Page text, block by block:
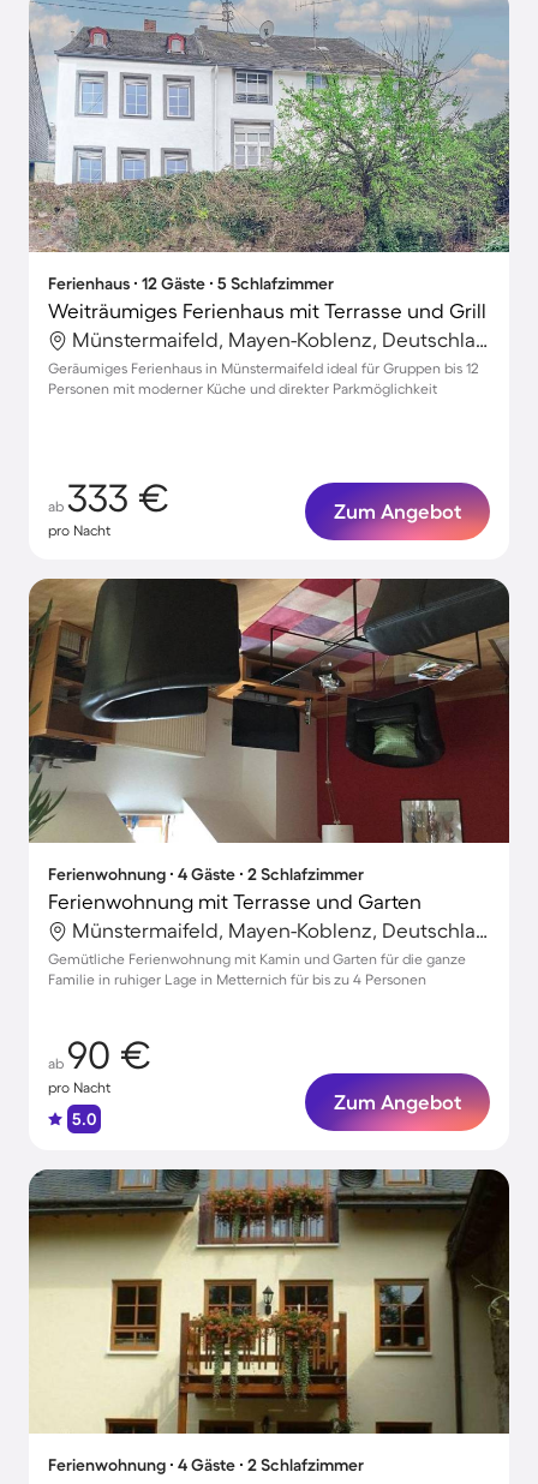
Ferienhaus ∙ 12 Gäste ∙ 5 Schlafzimmer
Weiträumiges Ferienhaus mit Terrasse und Grill
Münstermaifeld, Mayen-Koblenz, Deutschland
Geräumiges Ferienhaus in Münstermaifeld ideal für Gruppen bis 12
Personen mit moderner Küche und direkter Parkmöglichkeit
ab 333 €
pro Nacht
Zum Angebot
Ferienwohnung ∙ 4 Gäste ∙ 2 Schlafzimmer
Ferienwohnung mit Terrasse und Garten
Münstermaifeld, Mayen-Koblenz, Deutschland
Gemütliche Ferienwohnung mit Kamin und Garten für die ganze
Familie in ruhiger Lage in Metternich für bis zu 4 Personen
ab 90 €
pro Nacht
5.0
Zum Angebot
Ferienwohnung ∙ 4 Gäste ∙ 2 Schlafzimmer